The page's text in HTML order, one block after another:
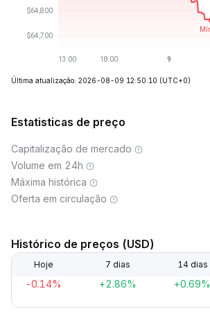
Última atualização: 2026-08-09 12:50:10 (UTC+0)
Estatisticas de preço
Capitalização de mercado
Volume em 24h
Máxima histórica
Oferta em circulação
Histórico de preços (USD)
Hoje 7 dias 14 dias
-0.14% +2.86% +0.69%